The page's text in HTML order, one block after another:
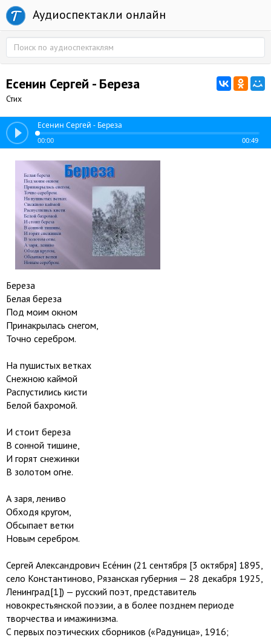
Аудиоспектакли онлайн
Есенин Сергей - Береза
Стих
Есенин Сергей - Береза
00:00 00:49
Береза
Белая береза
Под моим окном
Принакрылась снегом,
Точно серебром.
На пушистых ветках
Снежною каймой
Распустились кисти
Белой бахромой.
И стоит береза
В сонной тишине,
И горят снежинки
В золотом огне.
А заря, лениво
Обходя кругом,
Обсыпает ветки
Новым серебром.
Сергей Александрович Есе́нин (21 сентября [3 октября] 1895,
село Константиново, Рязанская губерния — 28 декабря 1925,
Ленинград[1]) — русский поэт, представитель
новокрестьянской поэзии, а в более позднем периоде
творчества и имажинизма.
С первых поэтических сборников («Радуница», 1916;